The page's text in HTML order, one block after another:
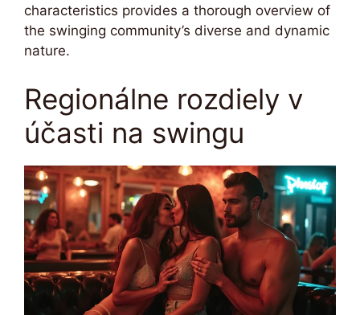
characteristics provides a thorough overview of
the swinging community’s diverse and dynamic
nature.
Regionálne rozdiely v
účasti na swingu